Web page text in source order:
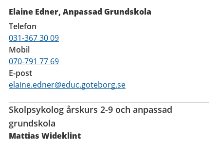
Elaine Edner, Anpassad Grundskola
Telefon
031-367 30 09
Mobil
070-791 77 69
E-post
elaine.edner@educ.goteborg.se
Skolpsykolog årskurs 2-9 och anpassad
grundskola
Mattias Wideklint